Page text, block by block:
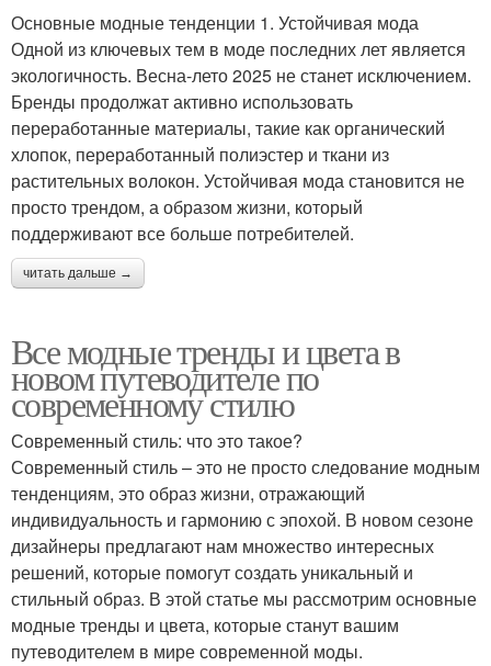
Основные модные тенденции 1. Устойчивая мода
Одной из ключевых тем в моде последних лет является
экологичность. Весна-лето 2025 не станет исключением.
Бренды продолжат активно использовать
переработанные материалы, такие как органический
хлопок, переработанный полиэстер и ткани из
растительных волокон. Устойчивая мода становится не
просто трендом, а образом жизни, который
поддерживают все больше потребителей.
читать дальше →
Все модные тренды и цвета в
новом путеводителе по
современному стилю
Современный стиль: что это такое?
Современный стиль – это не просто следование модным
тенденциям, это образ жизни, отражающий
индивидуальность и гармонию с эпохой. В новом сезоне
дизайнеры предлагают нам множество интересных
решений, которые помогут создать уникальный и
стильный образ. В этой статье мы рассмотрим основные
модные тренды и цвета, которые станут вашим
путеводителем в мире современной моды.